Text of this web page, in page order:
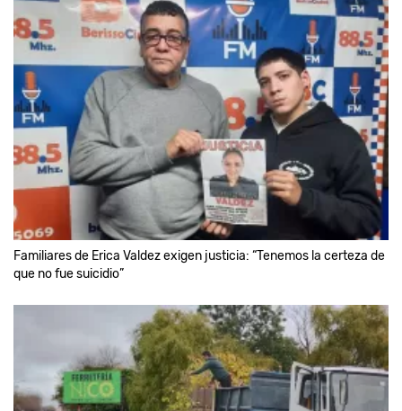
Familiares de Erica Valdez exigen justicia: “Tenemos la certeza de
que no fue suicidio”